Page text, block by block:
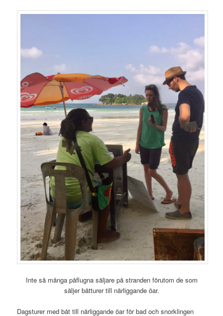
Inte så många påflugna säljare på stranden förutom de som
säljer båtturer till närliggande öar.
Dagsturer med båt till närliggande öar för bad och snorklingen